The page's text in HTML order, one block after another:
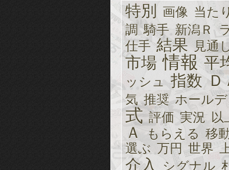
特別 画像 当た
調 騎手 新潟Ｒ
仕手 結果 見通
市場 情報 平
ッシュ 指数 Ｄ
気 推奨 ホール
式 評価 実況 以
Ａ もらえる 移
選ぶ 万円 世界
介入 シグナル